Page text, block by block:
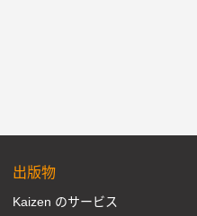
出版物
Kaizen のサービス